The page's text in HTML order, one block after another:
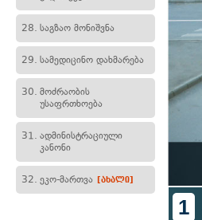
28. საგზაო მონიშვნა
29. სამედიცინო დახმარება
30. მოძრაობის
უსაფრთხოება
31. ადმინისტრაციული
კანონი
32. ეკო-მართვა [ახალი]
1